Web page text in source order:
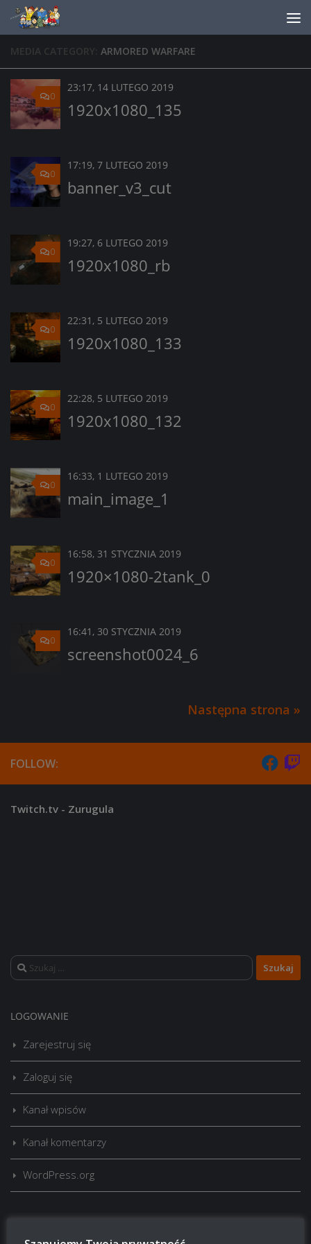
Skip to content
MEDIA CATEGORY: ARMORED WARFARE
0
23:17, 14 LUTEGO 2019
1920x1080_135
0
17:19, 7 LUTEGO 2019
banner_v3_cut
0
19:27, 6 LUTEGO 2019
1920x1080_rb
0
22:31, 5 LUTEGO 2019
1920x1080_133
0
22:28, 5 LUTEGO 2019
1920x1080_132
0
16:33, 1 LUTEGO 2019
main_image_1
0
16:58, 31 STYCZNIA 2019
1920×1080-2tank_0
0
16:41, 30 STYCZNIA 2019
screenshot0024_6
Następna strona »
FOLLOW:
Twitch.tv - Zurugula
Szukaj:
LOGOWANIE
Zarejestruj się
Zaloguj się
Kanał wpisów
Kanał komentarzy
WordPress.org